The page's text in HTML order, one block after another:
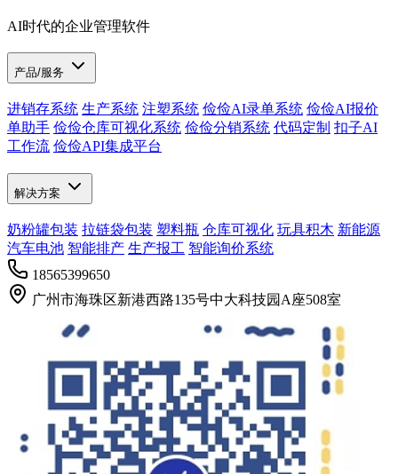
AI时代的企业管理软件
产品/服务
进销存系统 生产系统 注塑系统 俭俭AI录单系统 俭俭AI报价
单助手 俭俭仓库可视化系统 俭俭分销系统 代码定制 扣子AI
工作流 俭俭API集成平台
解决方案
奶粉罐包装 拉链袋包装 塑料瓶 仓库可视化 玩具积木 新能源
汽车电池 智能排产 生产报工 智能询价系统
18565399650
广州市海珠区新港西路135号中大科技园A座508室